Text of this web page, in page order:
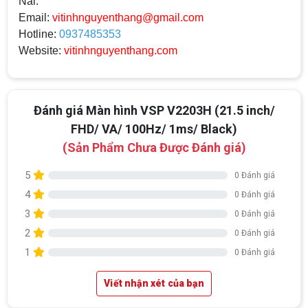
Email: vitinhnguyenthang@gmail.com
Hotline: 0937485353
Website: vitinhnguyenthang.com
Đánh giá Màn hình VSP V2203H (21.5 inch/
FHD/ VA/ 100Hz/ 1ms/ Black)
(Sản Phẩm Chưa Được Đánh giá)
5 0 Đánh giá
4 0 Đánh giá
3 0 Đánh giá
2 0 Đánh giá
1 0 Đánh giá
Viết nhận xét của bạn